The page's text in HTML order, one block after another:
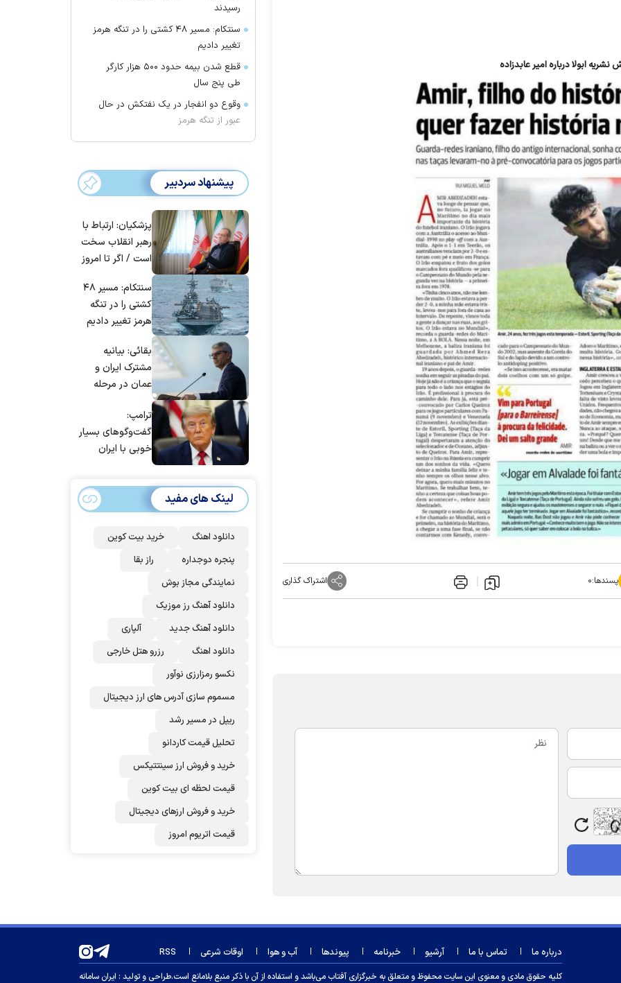
نشریه ابولا درباره امیر عابدزاده
پسندها:۰ اشتراک گذاری
رسیدند
سنتکام: مسیر ۴۸ کشتی را در تنگه هرمز
تغییر دادیم
قطع شدن بیمه حدود ۵۰۰ هزار کارگر
طی پنج سال
وقوع دو انفجار در یک نفتکش در حال
عبور از تنگه هرمز
پیشنهاد سردبیر
پزشکیان: ارتباط با
رهبر انقلاب سخت
است / اگر تا امروز
مردم ایران استسنتکام: مسیر ۴۸
کشتی را در تنگه
هرمز تغییر دادیم
بقائی: بیانیه
مشترک ایران و
عمان در مرحله
است/ برنامه‌ای
برای سفر به قطر و
پاکستان نداریم
ترامپ:
گفت‌و‌گو‌های بسیار
خوبی با ایران
اذعان کنند | اگر
آنها دوباره زیر
توافق بزنند، ضربه
خورد
لینک های مفید
دانلود اهنگ
خرید بیت کوین
پنجره دوجداره
راز بقا
نمایندگی مجاز بوش
دانلود آهنگ رز‌ موزیک
دانلود آهنگ جدید
آلپاری
دانلود اهنگ
رزرو هتل خارجی
نکسو رمزارزی نوآور
مسموم سازی آدرس های ارز دیجیتال
ریپل در مسیر رشد
تحلیل قیمت کاردانو
خرید و فروش ارز سینتتیکس
قیمت لحظه ای بیت کوین
خرید و فروش ارزهای دیجیتال
قیمت اتریوم امروز
درباره ما تماس با ما آرشیو خبرنامه پیوندها آب و هوا اوقات شرعی RSS
کلیه حقوق مادی و معنوی این سایت محفوظ و متعلق به خبرگزاری آفتاب می‌باشد و استفاده از آن با ذکر منبع بلامانع است.طراحی و تولید : ایران سامانه